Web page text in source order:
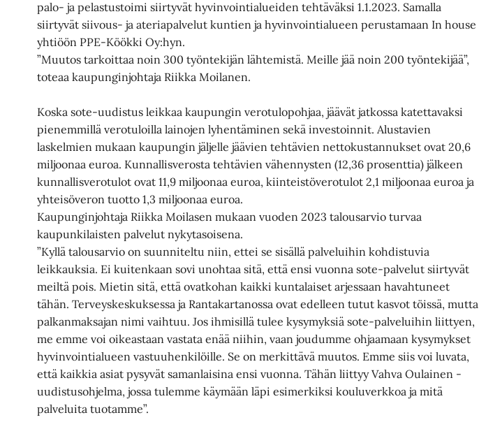
palo- ja pelastustoimi siirtyvät hyvinvointialueiden tehtäväksi 1.1.2023. Samalla
siirtyvät siivous- ja ateriapalvelut kuntien ja hyvinvointialueen perustamaan In house
yhtiöön PPE-Köökki Oy:hyn.
”Muutos tarkoittaa noin 300 työntekijän lähtemistä. Meille jää noin 200 työntekijää”,
toteaa kaupunginjohtaja Riikka Moilanen.
Koska sote-uudistus leikkaa kaupungin verotulopohjaa, jäävät jatkossa katettavaksi
pienemmillä verotuloilla lainojen lyhentäminen sekä investoinnit. Alustavien
laskelmien mukaan kaupungin jäljelle jäävien tehtävien nettokustannukset ovat 20,6
miljoonaa euroa. Kunnallisverosta tehtävien vähennysten (12,36 prosenttia) jälkeen
kunnallisverotulot ovat 11,9 miljoonaa euroa, kiinteistöverotulot 2,1 miljoonaa euroa ja
yhteisöveron tuotto 1,3 miljoonaa euroa.
Kaupunginjohtaja Riikka Moilasen mukaan vuoden 2023 talousarvio turvaa
kaupunkilaisten palvelut nykytasoisena.
”Kyllä talousarvio on suunniteltu niin, ettei se sisällä palveluihin kohdistuvia
leikkauksia. Ei kuitenkaan sovi unohtaa sitä, että ensi vuonna sote-palvelut siirtyvät
meiltä pois. Mietin sitä, että ovatkohan kaikki kuntalaiset arjessaan havahtuneet
tähän. Terveyskeskuksessa ja Rantakartanossa ovat edelleen tutut kasvot töissä, mutta
palkanmaksajan nimi vaihtuu. Jos ihmisillä tulee kysymyksiä sote-palveluihin liittyen,
me emme voi oikeastaan vastata enää niihin, vaan joudumme ohjaamaan kysymykset
hyvinvointialueen vastuuhenkilöille. Se on merkittävä muutos. Emme siis voi luvata,
että kaikkia asiat pysyvät samanlaisina ensi vuonna. Tähän liittyy Vahva Oulainen -
uudistusohjelma, jossa tulemme käymään läpi esimerkiksi kouluverkkoa ja mitä
palveluita tuotamme”.